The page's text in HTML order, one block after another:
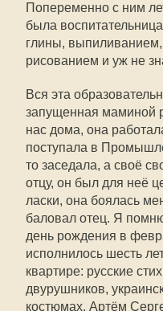
Попеременно с ним
была
глины,
рисованием и уж не
Вся эта
запущенная маминой
нас дома, она
поступала в
то заседала, а своё
отцу, он был для неё
ласки, она боялась
баловал отец. Я
день рождения в
исполнилось шесть
квартире: русские
двурушников,
костюмах. Артём